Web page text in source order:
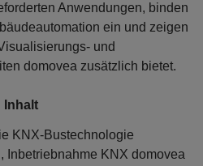
Anwendungen, binden
ein und zeigen
und
domovea zusätzlich bietet.
Inhalt
KNX-Bustechnologie
Inbetriebnahme KNX domovea